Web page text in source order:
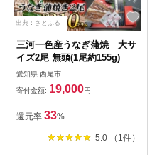
出典：さとふる
三河一色産うなぎ蒲焼 大サ
イズ2尾 無頭(1尾約155g)
愛知県 西尾市
寄付金額: 19,000円
還元率 33%
5.0 （1件）